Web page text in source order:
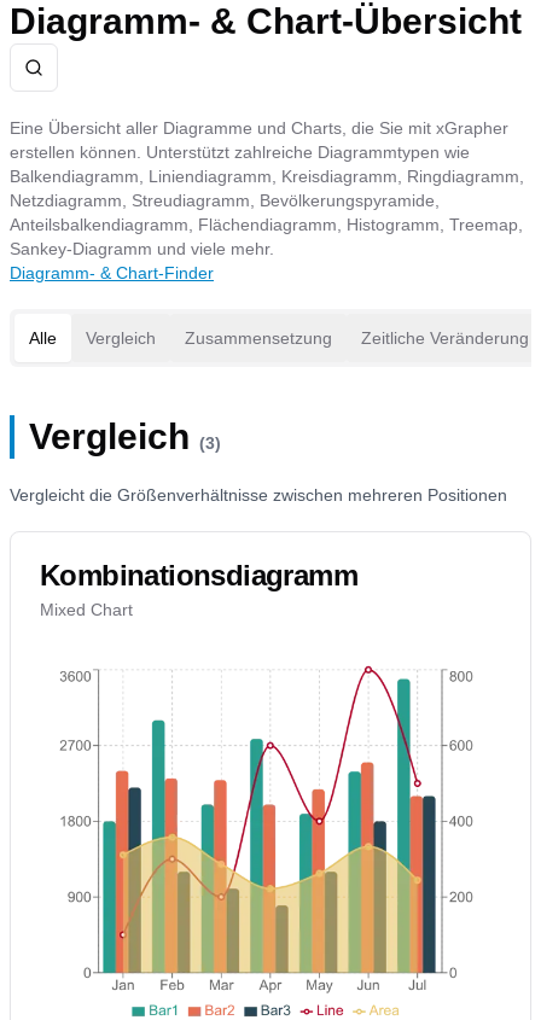
Diagramm- & Chart-Übersicht
Eine Übersicht aller Diagramme und Charts, die Sie mit xGrapher
erstellen können. Unterstützt zahlreiche Diagrammtypen wie
Balkendiagramm, Liniendiagramm, Kreisdiagramm, Ringdiagramm,
Netzdiagramm, Streudiagramm, Bevölkerungspyramide,
Anteilsbalkendiagramm, Flächendiagramm, Histogramm, Treemap,
Sankey-Diagramm und viele mehr.
Diagramm- & Chart-Finder
Alle Vergleich Zusammensetzung Zeitliche Veränderung
Vergleich (3)
Vergleicht die Größenverhältnisse zwischen mehreren Positionen
Kombinationsdiagramm
Mixed Chart